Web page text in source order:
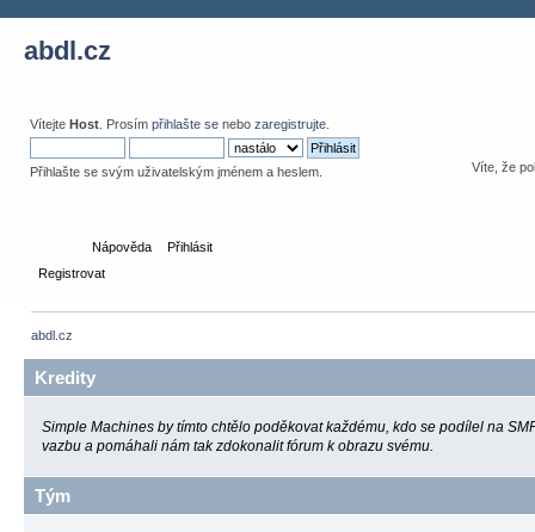
abdl.cz
Vítejte Host . Prosím přihlašte se nebo zaregistrujte
Přihlašte se svým uživatelským jménem a heslem. Víte, že
Nápověda
Přihlásit
Registrovat
abdl.cz
Kredity
Simple Machines by tímto chtělo poděkovat každému, kdo se podílel na
vazbu a pomáhali nám tak zdokonalit fórum k obrazu svému.
Tým